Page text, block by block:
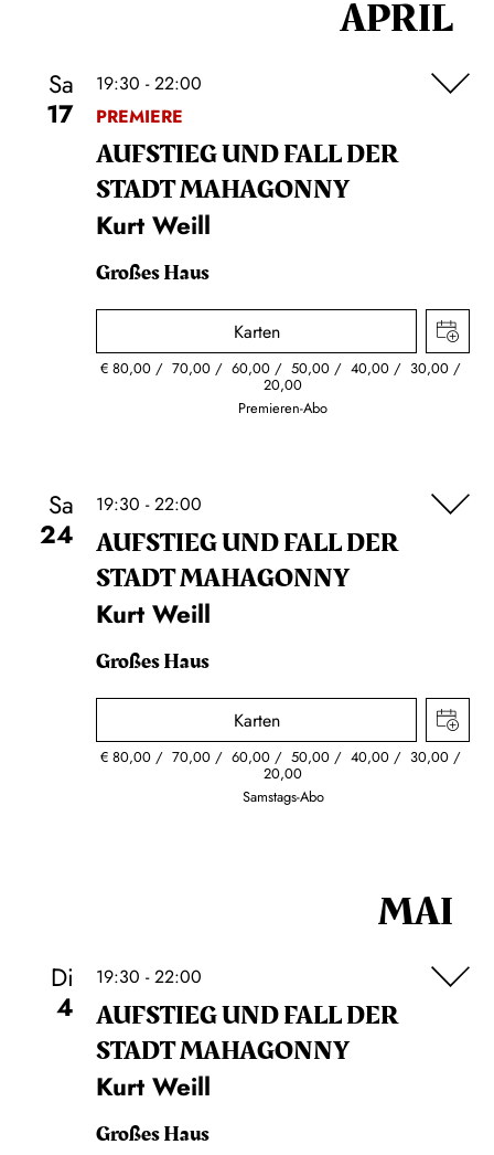
APRIL
Sa
17
19:30 - 22:00
PREMIERE
AUFSTIEG UND FALL DER
STADT MAHAGONNY
Kurt Weill
Großes Haus
Karten
€80,00 70,00 60,00 50,00 40,00 30,00
20,00
Premieren-Abo
Sa
24
19:30 - 22:00
AUFSTIEG UND FALL DER
STADT MAHAGONNY
Kurt Weill
Großes Haus
Karten
€80,00 70,00 60,00 50,00 40,00 30,00
20,00
Samstags-Abo
MAI
Di
4
19:30 - 22:00
AUFSTIEG UND FALL DER
STADT MAHAGONNY
Kurt Weill
Großes Haus